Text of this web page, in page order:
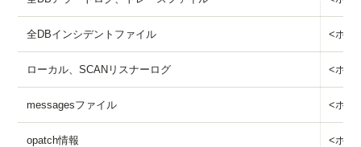
全DBインシデントファイル <ホス
ローカル、SCANリスナーログ <ホス
messagesファイル <ホス
opatch情報 <ホス